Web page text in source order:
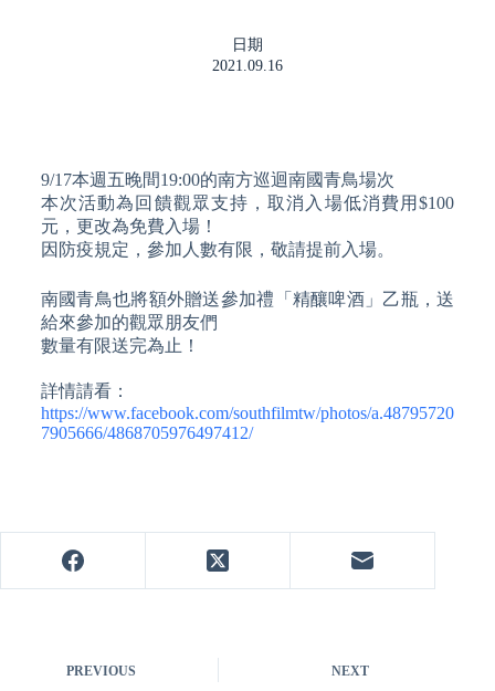
日期
2021.09.16
9/17本週五晚間19:00的南方巡迴南國青鳥場次
本次活動為回饋觀眾支持，取消入場低消費用$100
元，更改為免費入場！
因防疫規定，參加人數有限，敬請提前入場。
南國青鳥也將額外贈送參加禮「精釀啤酒」乙瓶，送
給來參加的觀眾朋友們
數量有限送完為止！
詳情請看：
https://www.facebook.com/southfilmtw/photos/a.48795720
7905666/4868705976497412/
PREVIOUS NEXT